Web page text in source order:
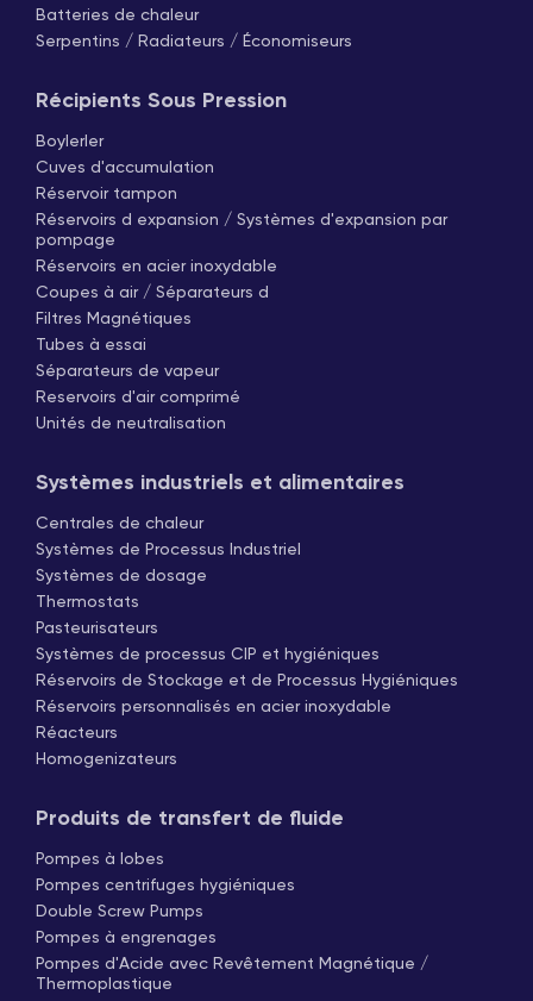
Batteries de chaleur
Serpentins / Radiateurs / Économiseurs
Récipients Sous Pression
Boylerler
Cuves d'accumulation
Réservoir tampon
Réservoirs d expansion / Systèmes d'expansion par
pompage
Réservoirs en acier inoxydable
Coupes à air / Séparateurs d
Filtres Magnétiques
Tubes à essai
Séparateurs de vapeur
Reservoirs d'air comprimé
Unités de neutralisation
Systèmes industriels et alimentaires
Centrales de chaleur
Systèmes de Processus Industriel
Systèmes de dosage
Thermostats
Pasteurisateurs
Systèmes de processus CIP et hygiéniques
Réservoirs de Stockage et de Processus Hygiéniques
Réservoirs personnalisés en acier inoxydable
Réacteurs
Homogenizateurs
Produits de transfert de fluide
Pompes à lobes
Pompes centrifuges hygiéniques
Double Screw Pumps
Pompes à engrenages
Pompes d'Acide avec Revêtement Magnétique /
Thermoplastique